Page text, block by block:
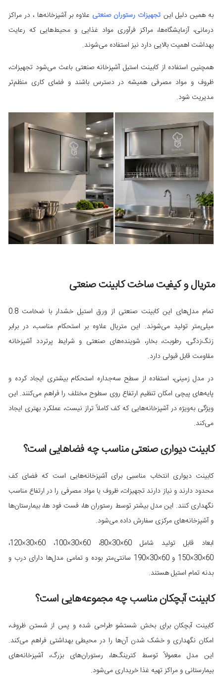
به همین دلیل این تجهیزات رستوران صنعتی علاوه بر آشپزخانه‌ها ، در مراکز
درمانی، آزمایشگاه‌ها، مراکز فرآوری مواد غذایی و محیط‌هایی که رعایت
بهداشت اهمیت بالایی دارد نیز استفاده می‌شوند.
همچنین استفاده از کابینت استیل آشپزخانه صنعتی باعث می‌شود تجهیزات،
ظروف و مواد مصرفی همیشه در دسترس باشند و فضای کاری منظم‌تر
مدیریت شود.
متریال و کیفیت ساخت کابینت صنعتی
تمام مدل‌های این کابینت صنعتی از ورق استیل خشدار با ضخامت 0.8
میلی‌متر تولید می‌شوند. این متریال علاوه بر استحکام مناسب، در برابر
زنگ‌زدگی، رطوبت، بخار، شوینده‌های صنعتی و شرایط پرتردد آشپزخانه
مقاومت قابل قبولی دارد.
در مدل زمینی، استفاده از سطح سه‌جداره استحکام بیشتری ایجاد کرده و
پایه‌های پیچی امکان تنظیم ارتفاع روی سطوح مختلف را فراهم می‌کنند. این
ویژگی به‌ویژه در آشپزخانه‌هایی که کف کاملاً تراز نیست، عملکرد بهتری ایجاد
می‌کند.
کابینت دیواری صنعتی مناسب چه فضاهایی است؟
کابینت دیواری انتخاب مناسبی برای آشپزخانه‌هایی است که فضای کف
محدود دارند و نیاز دارند تجهیزات، ظروف یا مواد مصرفی را در ارتفاع مناسب
نگهداری کنند. این مدل بیشتر توسط رستوران ها، فست فود ها، بیمارستان‌ها
و آشپزخانه‌های مرکزی سفارش داده می‌شود.
ابعاد قابل تولید شامل 60×30×80، 60×30×100، 60×30×120،
60×30×150 و 60×30×190 سانتی‌متر بوده و تمامی مدل‌ها دارای درب و
بدنه تمام استیل هستند.
کابینت آبچکان مناسب چه مجموعه‌هایی است؟
کابینت آبچکان برای بخش شستشو طراحی شده و پس از شستن ظروف،
امکان نگهداری و خشک شدن آن‌ها را در محیطی بهداشتی فراهم می‌کند.
این مدل معمولاً توسط کترینگ‌ها، رستوران‌های بزرگ، آشپزخانه‌های
بیمارستانی و مراکز تهیه غذا خریداری می‌شود.